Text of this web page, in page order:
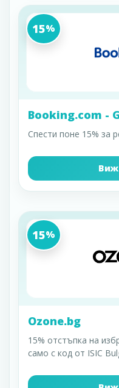
15%
Booking.com -
Спести поне 15% за
15%
Ozone.bg
15% отстъпка на
само с код от ISIC